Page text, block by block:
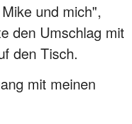
und mich",
den Umschlag mit
den Tisch.
mit meinen